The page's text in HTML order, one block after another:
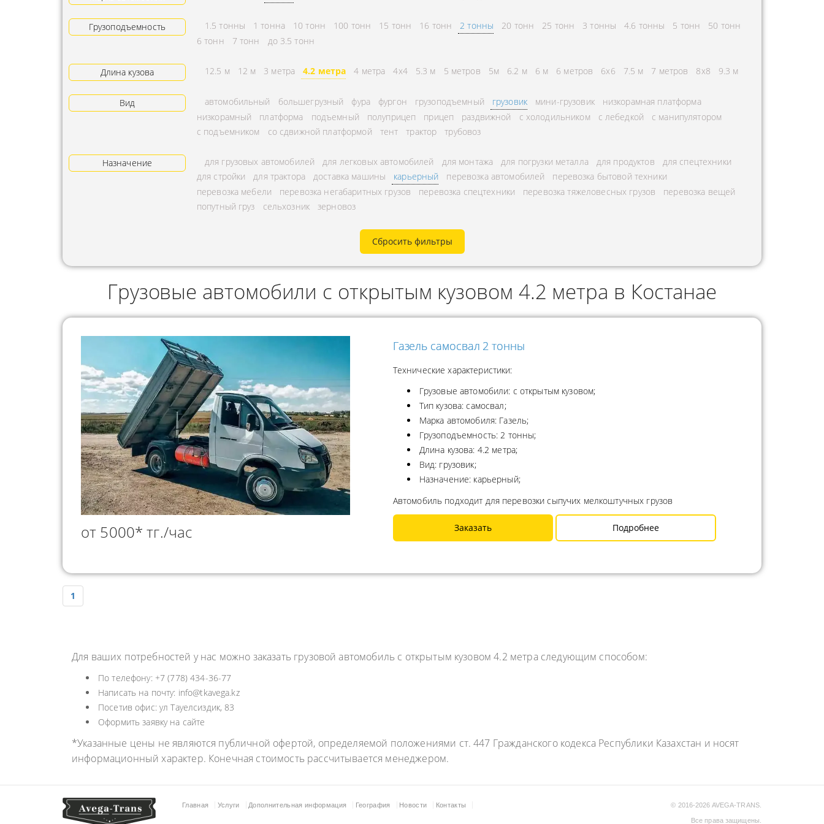
АРЕНДА ТРАКТОРА
УСЛУГИ АВТОКРАНА
АВИАПЕРЕВОЗКА
ГРУЗОПЕРЕВОЗКИ
ПЕРЕВОЗКИ
ИНДИВИДУАЛЬНЫЕ
ГРУЗОПЕРЕВОЗКИ
КОНТЕЙНЕРНЫЕ
ПЕРЕВОЗКИ
ЭКСПЕДИТОРА
ПЕРЕВОЗКА ЩЕБНЯ
ПЕРЕВОЗКА МУКИ
РАССЧИТАТЬ РАССТОЯНИЕ
ОХРАНА ГРУЗА
ПЕРЕВОЗКА КИСЛОРОДНЫХ
БАЛЛОНОВ
ПЕРЕВОЗКА
НЕФТЕПРОДУКТОВ
ГОРОДСКИЕ
МЕЖДУГОРОДНЫЕ
ПЕРЕВОЗКИ В БЕЛАРУСЬ
ПЕРЕВОЗКИ В
Грузоподъемность 1.5 тонны 1 тонна 10 тонн 100 тонн 15 тонн 16 тонн 2 тонны 20 тонн 25 тонн 3 тонны 4.6 тонны 5 тонн
50 тонн
6 тонн
7 тонн до 3.5 тонн
Длина кузова 12.5 м 12 м 3 метра 4.2 метра 4 метра 4x4 5.3 м 5 метров 5м 6.2 м 6 м 6 метров 6х6 7.5 м 7 метров 8х8 9.3 м
Вид автомобильный большегрузный фура фургон грузоподъемный грузовик мини-грузовик
низкорамная платформа
низкорамный
платформа подъемный полуприцеп прицеп раздвижной с холодильником с лебедкой
с манипулятором
с подъемником
со сдвижной платформой тент трактор трубовоз
Назначение для грузовых автомобилей для легковых автомобилей для монтажа для погрузки металла для продуктов
для спецтехники
для стройки
для трактора доставка машины карьерный перевозка автомобилей
перевозка бытовой техники
перевозка мебели
перевозка негабаритных грузов перевозка спецтехники перевозка тяжеловесных грузов
перевозка вещей
попутный груз
сельхозник зерновоз
Сбросить фильтры
Грузовые автомобили с открытым кузовом 4.2 метра в Костанае
от 5000* тг./час
Газель самосвал 2 тонны
Технические характеристики:
Грузовые автомобили: с открытым кузовом;
Тип кузова: самосвал;
Марка автомобиля: Газель;
Грузоподъемность: 2 тонны;
Длина кузова: 4.2 метра;
Вид: грузовик;
Назначение: карьерный;
Автомобиль подходит для перевозки сыпучих мелкоштучных грузов
Заказать Подробнее
1
Для ваших потребностей у нас можно заказать грузовой автомобиль с открытым кузовом 4.2 метра следующим способом:
По телефону: +7 (778) 434-36-77
Написать на почту: info@tkavega.kz
Посетив офис: ул Тауелсиздик, 83
Оформить заявку на сайте
*Указанные цены не являются публичной офертой, определяемой положениями ст. 447 Гражданского кодекса Республики Казахстан и носят
информационный характер. Конечная стоимость рассчитывается менеджером.
Главная Услуги Дополнительная информация География Новости Контакты © 2016-2026 AVEGA-TRANS.
Все права защищены.